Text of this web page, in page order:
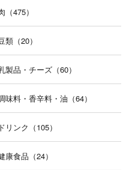
（475）
類（20）
製品・チーズ（60）
味料・香辛料・油（64）
ドリンク（105）
康食品（24）